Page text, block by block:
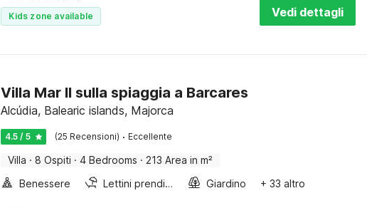
Kids zone available Vedi dettagli
Villa Mar II sulla spiaggia a Barcares
Alcúdia, Balearic islands, Majorca
4.5 / 5 (25 Recensioni) · Eccellente
Villa · 8 Ospiti · 4 Bedrooms · 213 Area in m²
Benessere
Lettini prendisole Giardino + 33 altro